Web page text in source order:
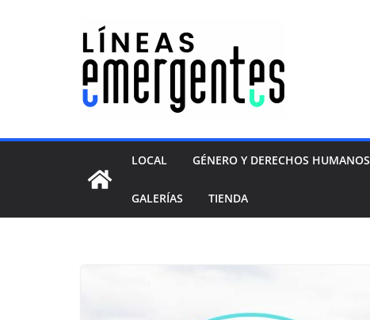
LOCAL GÉNERO Y DERECHOS HUMANOS
GALERÍAS TIENDA